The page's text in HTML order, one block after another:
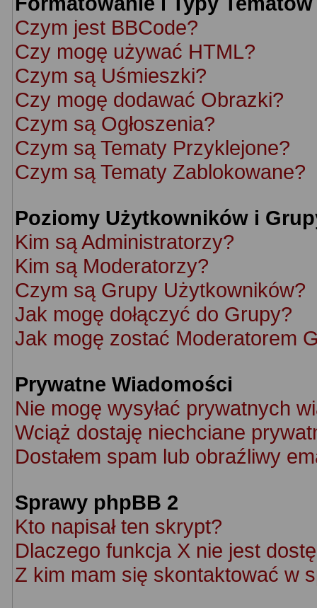
Czym jest BBCode?
Czy mogę używać HTML?
Czym są Uśmieszki?
Czy mogę dodawać Obrazki?
Czym są Ogłoszenia?
Czym są Tematy Przyklejone?
Czym są Tematy Zablokowane?
Poziomy Użytkowników i
Kim są Administratorzy?
Kim są Moderatorzy?
Czym są Grupy Użytkowników?
Jak mogę dołączyć do Grupy?
Jak mogę zostać Moderatorem
Prywatne Wiadomości
Nie mogę wysyłać prywatnych
Wciąż dostaję niechciane
Dostałem spam lub obraźliwy
Sprawy phpBB 2
Kto napisał ten skrypt?
Dlaczego funkcja X nie jest
Z kim mam się skontaktować w